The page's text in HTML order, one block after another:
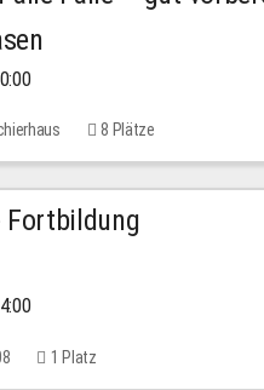
8 Plätze
Fortbildung
1 Platz